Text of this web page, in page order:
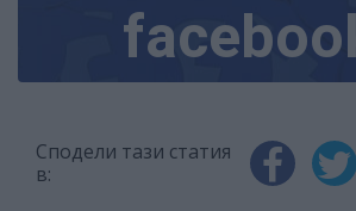
Сподели тази статия
в: